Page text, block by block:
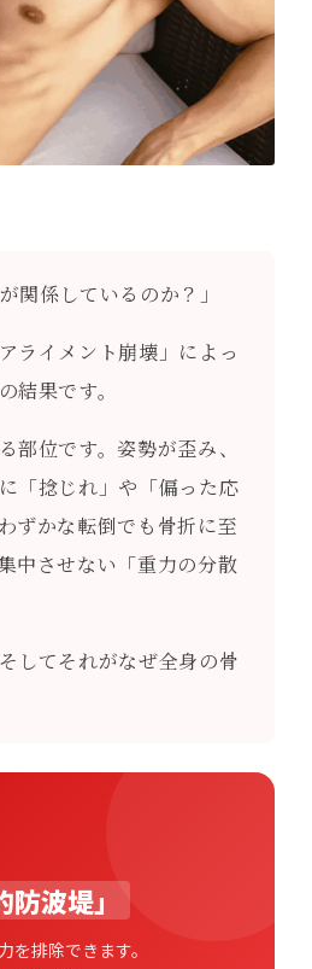
関係しているのか？」
ライメント崩壊」によっ
の結果です。
位です。姿勢が歪み、
「捻じれ」や「偏った応
ずかな転倒でも骨折に至
中させない「重力の分散
してそれがなぜ全身の骨
波堤」
排除できます。